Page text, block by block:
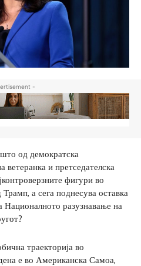
-
од демократска
ветеранка и претседателска
фигури во
а сега поднесува оставка
Националното разузнавање на
траекторија во
е во Американска Самоа,